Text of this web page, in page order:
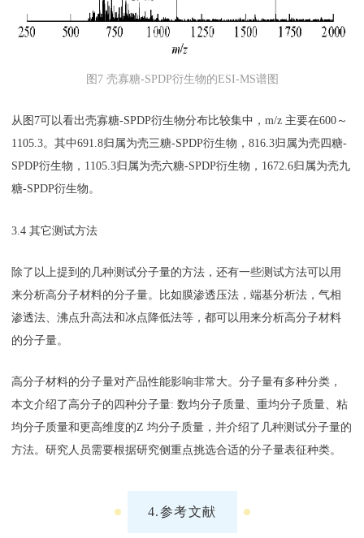
图7 壳寡糖-SPDP衍生物的ESI-MS谱图
从图7可以看出壳寡糖-SPDP衍生物分布比较集中，m/z 主要在600～
1105.3。其中691.8归属为壳三糖-SPDP衍生物，816.3归属为壳四糖-
SPDP衍生物，1105.3归属为壳六糖-SPDP衍生物，1672.6归属为壳九
糖-SPDP衍生物。
3.4 其它测试方法
除了以上提到的几种测试分子量的方法，还有一些测试方法可以用
来分析高分子材料的分子量。比如膜渗透压法，端基分析法，气相
渗透法、沸点升高法和冰点降低法等，都可以用来分析高分子材料
的分子量。
高分子材料的分子量对产品性能影响非常大。分子量有多种分类，
本文介绍了高分子的四种分子量: 数均分子质量、重均分子质量、粘
均分子质量和更高维度的Z 均分子质量，并介绍了几种测试分子量的
方法。研究人员需要根据研究侧重点挑选合适的分子量表征种类。
4.参考文献